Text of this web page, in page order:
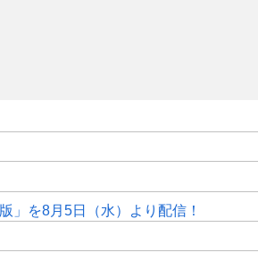
」を8月5日（水）より配信！